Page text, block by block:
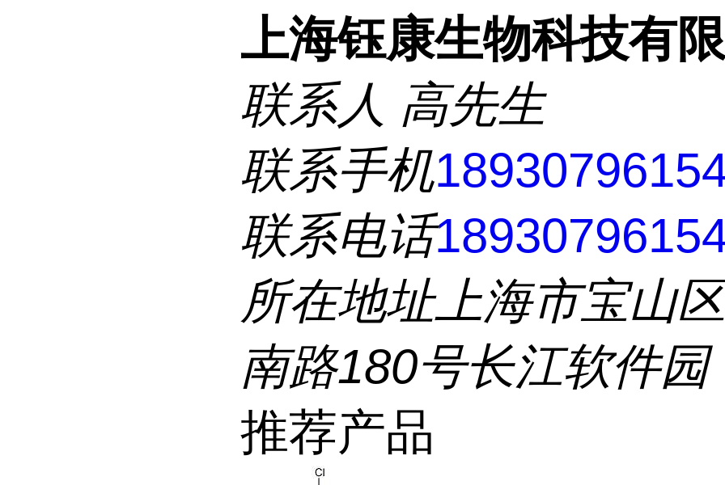
上海钰康生物科技有
联系人 高先生
联系手机
联系电话
所在地址上海市宝山
南路180号长江软件园
推荐产品